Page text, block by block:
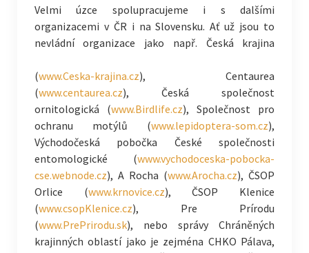
Velmi úzce spolupracujeme i s dalšími
organizacemi v ČR i na Slovensku. Ať už jsou to
nevládníorganizace jako např. Česká krajina
(www.Ceska-krajina.cz), Centaurea
(www.centaurea.cz), Česká společnost
ornitologická (www.Birdlife.cz), Společnost pro
ochranu motýlů (www.lepidoptera-som.cz),
Východočeská pobočka České společnosti
entomologické (www.vychodoceska-pobocka-
cse.webnode.cz), A Rocha (www.Arocha.cz), ČSOP
Orlice (www.krnovice.cz), ČSOP Klenice
(www.csopKlenice.cz), Pre Prírodu
(www.PrePrirodu.sk), nebo správy Chráněných
krajinných oblastí jako je zejména CHKO Pálava,